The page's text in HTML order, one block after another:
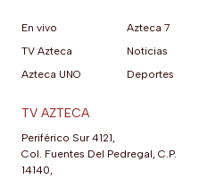
En vivo
TV Azteca
Azteca UNO
Azteca 7
Noticias
Deportes
TV AZTECA
Periférico Sur 4121,
Col. Fuentes Del Pedregal, C.P.
14140,